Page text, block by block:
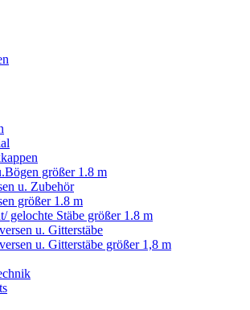
größer 1.8 m
u. Zubehör
größer 1.8 m
gelochte Stäbe größer 1.8 m
u. Gitterstäbe
u. Gitterstäbe größer 1,8 m